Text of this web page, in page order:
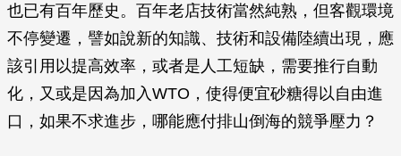
也已有百年歷史。百年老店技術當然純熟，但客觀環境
不停變遷，譬如說新的知識、技術和設備陸續出現，應
該引用以提高效率，或者是人工短缺，需要推行自動
化，又或是因為加入WTO，使得便宜砂糖得以自由進
口，如果不求進步，哪能應付排山倒海的競爭壓力？